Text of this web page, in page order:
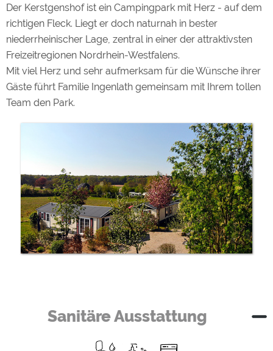
Der Kerstgenshof ist ein Campingpark mit Herz - auf dem
richtigen Fleck. Liegt er doch naturnah in bester
niederrheinischer Lage, zentral in einer der attraktivsten
Freizeitregionen Nordrhein-Westfalens.
Mit viel Herz und sehr aufmerksam für die Wünsche ihrer
Gäste führt Familie Ingenlath gemeinsam mit Ihrem tollen
Team den Park.
Sanitäre Ausstattung